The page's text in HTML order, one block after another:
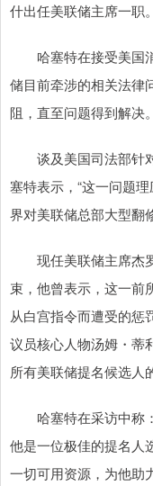
什出任美联储主席一职。
哈塞特在接受美国消
储目前牵涉的相关法律
阻，直至问题得到解决。
谈及美国司法部针对
塞特表示，“这一问题
界对美联储总部大型翻
现任美联储主席杰罗
束，他曾表示，这一前
从白宫指令而遭受的惩
议员核心人物汤姆・蒂
所有美联储提名候选人
哈塞特在采访中称：
他是一位极佳的提名人
一切可用资源，为他助